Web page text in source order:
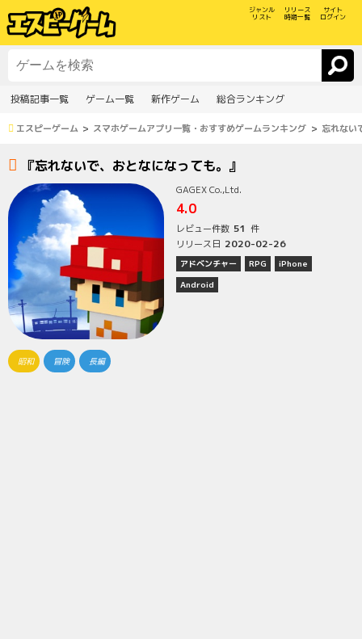
ジャンル
リスト
リリース
時期一覧
サイト
ログイン
投稿記事一覧 ゲーム一覧 新作ゲーム 総合ランキング
エスピーゲーム スマホゲームアプリ一覧・おすすめゲームランキング 忘れない
『忘れないで、おとなになっても。』
GAGEX Co.,Ltd.
4.0
レビュー件数 51 件
リリース日 2020-02-26
アドベンチャー RPG
iPhone
Android
昭和 冒険 長編